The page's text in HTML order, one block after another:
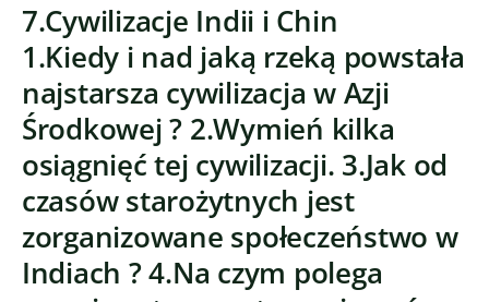
7.Cywilizacje Indii i Chin
1.Kiedy i nad jaką rzeką powstała
najstarsza cywilizacja w Azji
Środkowej ? 2.Wymień kilka
osiągnięć tej cywilizacji. 3.Jak od
czasów starożytnych jest
zorganizowane społeczeństwo w
Indiach ? 4.Na czym polega